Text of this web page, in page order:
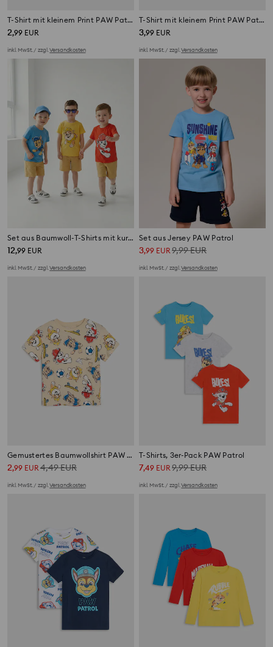
T-Shirt mit kleinem Print PAW Patrol
2,99 EUR
inkl. MwSt. / zzgl.Versandkosten
T-Shirt mit kleinem Print PAW Patrol
3,99 EUR
inkl. MwSt. / zzgl.Versandkosten
Set aus Baumwoll-T-Shirts mit kurzen Ärmeln PAW Patrol 3er-Pack
12,99 EUR
inkl. MwSt. / zzgl.Versandkosten
Set aus Jersey PAW Patrol
3,99 EUR 9,99EUR
inkl. MwSt. / zzgl.Versandkosten
Gemustertes Baumwollshirt PAW Patrol
2,99 EUR4,49EUR
inkl. MwSt. / zzgl.Versandkosten
T-Shirts, 3er-Pack PAW Patrol
7,49 EUR9,99EUR
inkl. MwSt. / zzgl.Versandkosten